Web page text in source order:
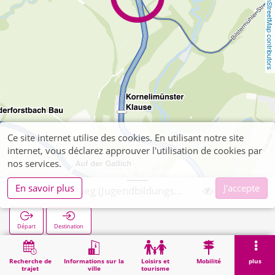
OpenStreetMap contributors
Recherche de
trajet
Informations sur la
ville
Loisirs et
tourisme
Mobilité plus
Départ Destination
Démarrage Rollefbachweg (Jugendbildungsstätte)
Ce site internet utilise des cookies. En utilisant notre site
internet, vous déclarez approuver l'utilisation de cookies par
nos services.
En savoir plus
J'accepte